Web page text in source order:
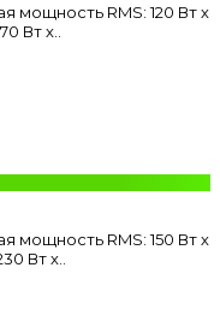
мощность RMS: 120 Вт х
Вт х..
мощность RMS: 150 Вт х
Вт х..